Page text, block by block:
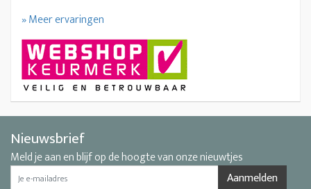
» Meer ervaringen
Nieuwsbrief
Meld je aan en blijf op de hoogte van onze nieuwtjes
Aanmelden